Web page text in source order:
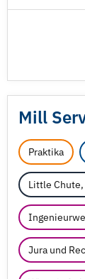
Mill
Praktika
Little Chute,
Jura und